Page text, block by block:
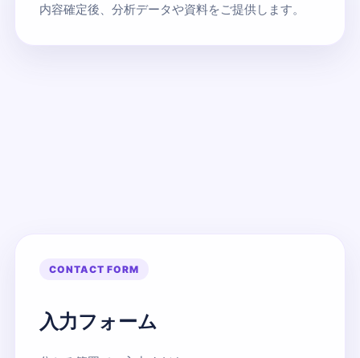
内容確定後、分析データや資料をご提供します。
CONTACT FORM
入力フォーム